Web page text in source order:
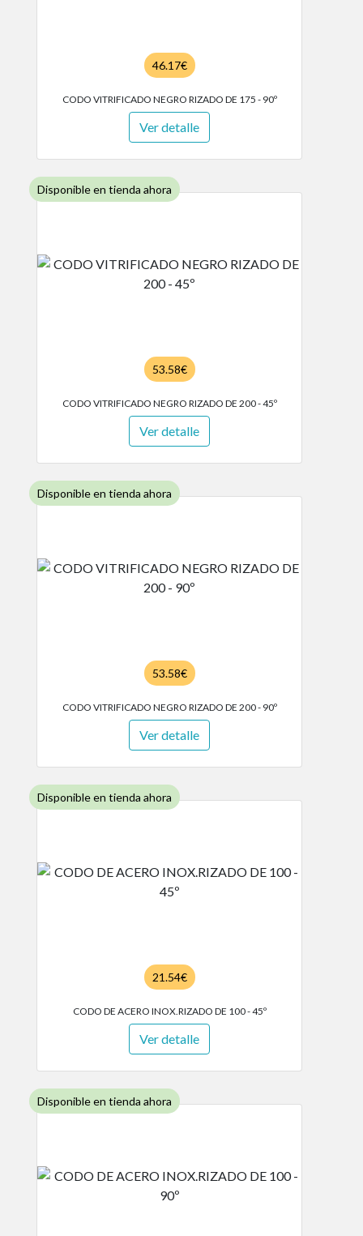
46.17€
CODO VITRIFICADO NEGRO RIZADO DE 175 - 90º
Ver detalle
Disponible en tienda ahora
53.58€
CODO VITRIFICADO NEGRO RIZADO DE 200 - 45º
Ver detalle
Disponible en tienda ahora
53.58€
CODO VITRIFICADO NEGRO RIZADO DE 200 - 90º
Ver detalle
Disponible en tienda ahora
21.54€
CODO DE ACERO INOX.RIZADO DE 100 - 45º
Ver detalle
Disponible en tienda ahora